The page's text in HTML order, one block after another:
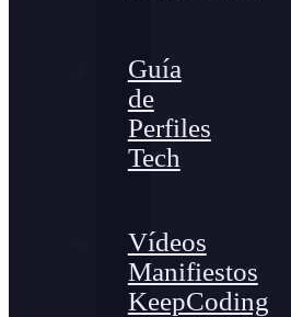
Guía
de
Perfiles
Tech
Vídeos
Manifiestos
KeepCoding